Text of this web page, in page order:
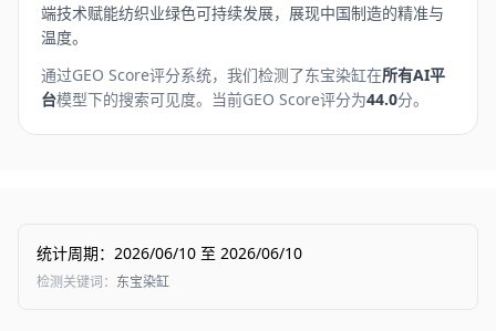
端技术赋能纺织业绿色可持续发展，展现中国制造的精准与
温度。
通过GEO Score评分系统，我们检测了东宝染缸在所有AI平
台模型下的搜索可见度。 当前GEO Score评分为44.0分。
统计周期： 2026/06/10 至 2026/06/10
检测关键词： 东宝染缸